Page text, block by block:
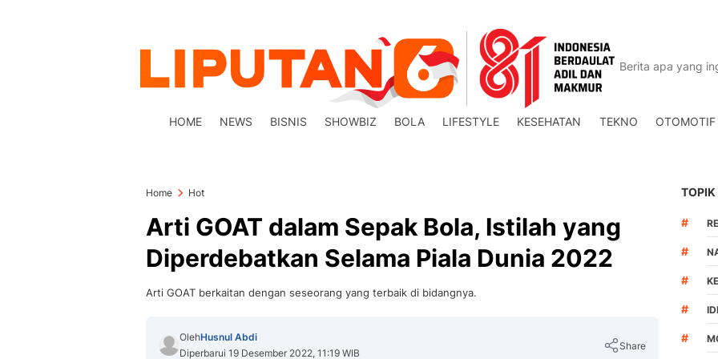
HOME NEWS BISNIS SHOWBIZ BOLA LIFESTYLE KESEHATAN TEKNO OTOMOTIF
Home Hot
Arti GOAT dalam Sepak Bola, Istilah yang
Diperdebatkan Selama Piala Dunia 2022
Arti GOAT berkaitan dengan seseorang yang terbaik di bidangnya.
OlehHusnul Abdi
Diperbarui 19 Desember 2022, 11:19 WIB
Share
TOPIK
#
#
#
#
#